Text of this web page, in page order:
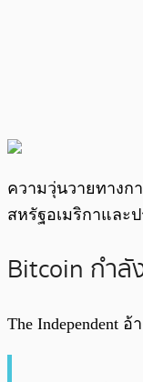
ความวุ่นวายทางก
สหรัฐอเมริกาและ
Bitcoin กำลั
The Independent